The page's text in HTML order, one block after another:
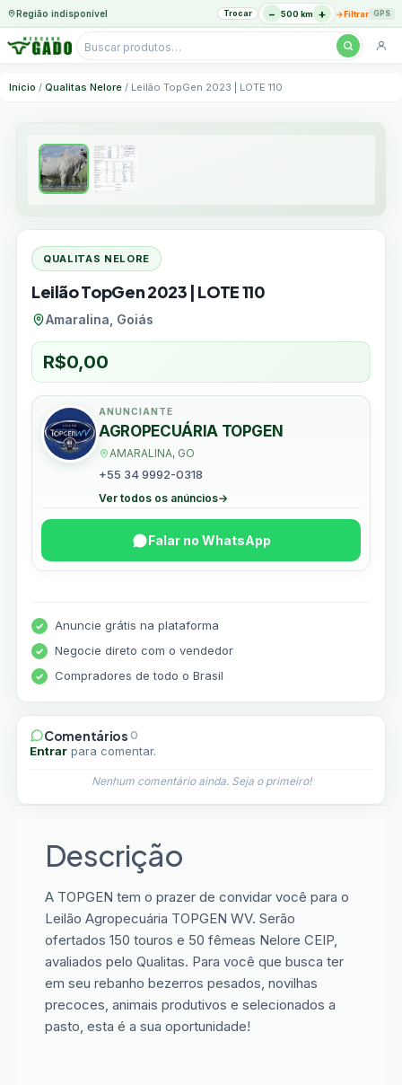
Região indisponível Trocar − 500 km + →Filtrar GPS
Pesquisar
para
Início / Qualitas Nelore / Leilão TopGen 2023 | LOTE 110
QUALITAS NELORE
Leilão TopGen 2023 | LOTE 110
Amaralina, Goiás
R$0,00
ANUNCIANTE
AGROPECUÁRIA TOPGEN
AMARALINA, GO
+55 34 9992-0318
Ver todos os anúncios→
Falar no WhatsApp
Anuncie grátis na plataforma
Negocie direto com o vendedor
Compradores de todo o Brasil
Comentários 0
Entrarpara comentar.
Nenhum comentário ainda. Seja o primeiro!
Descrição
A TOPGEN tem o prazer de convidar você para o
Leilão Agropecuária TOPGEN WV. Serão
ofertados 150 touros e 50 fêmeas Nelore CEIP,
avaliados pelo Qualitas. Para você que busca ter
em seu rebanho bezerros pesados, novilhas
precoces, animais produtivos e selecionados a
pasto, esta é a sua oportunidade!